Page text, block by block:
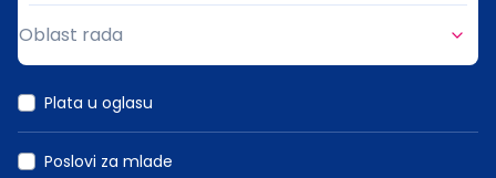
Oblast rada
Plata u oglasu
Poslovi za mlade